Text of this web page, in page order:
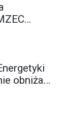
podłącza
obniża
dostaną